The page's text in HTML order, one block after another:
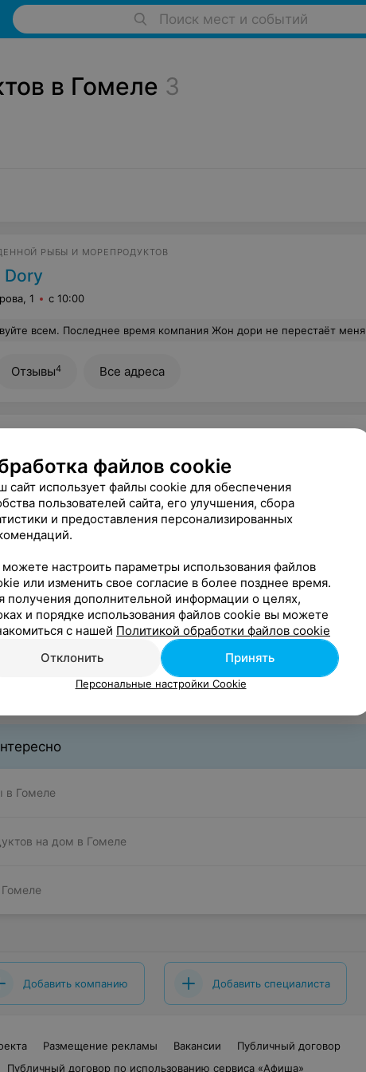
Поиск мест и событий
в Гомеле 3
РЫБЫ И МОРЕПРОДУКТОВ
Dory
1 с 10:00
не перестаёт меня удивлять!!Сегодня решил приобрести Форель до 3 -Х килограмм по акции, Но к сожалению набрал на компанию джон дори на ,что получил ответ. Что рыба уже закончилась, А на вопрос: а как же информация на сайте, что акция проходит до 22-10-2025? Получил просто ответ ,Что-то Это Просто информационная информация для клиентов, которая не является. Официально И дествительной как это Понимать ?
Отзывы4 Все адреса
32
Отзывы Все адреса
15б с 08:00
в Гомеле
на дом в Гомеле
Добавить компанию Добавить специалиста
Размещение рекламы Вакансии
Публичный договор
Публичный договор по использованию сервиса «Афиша»
файлов cookie
сайт использует файлы cookie для обеспечения
пользователей сайта, его улучшения, сбора
и предоставления персонализированных
настроить параметры использования файлов
или изменить свое согласие в более позднее время.
получения дополнительной информации о целях,
и порядке использования файлов cookie вы можете
с нашей Политикой обработки файлов cookie
Отклонить
Принять
Персональные настройки Cookie